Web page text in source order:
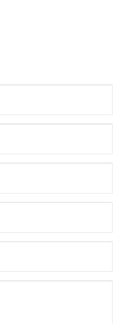
garanti. 3.
års